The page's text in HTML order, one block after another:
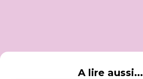
A lire aussi...